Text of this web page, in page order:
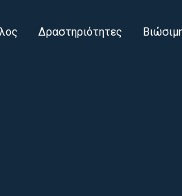
Δραστηριότητες